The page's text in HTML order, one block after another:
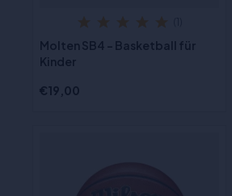
Molten SB4 - Basketball für
Kinder
€19,00